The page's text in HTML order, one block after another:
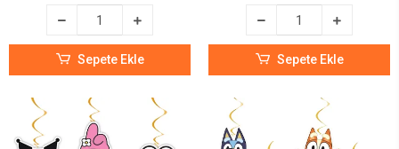
Sepete Ekle Sepete Ekle